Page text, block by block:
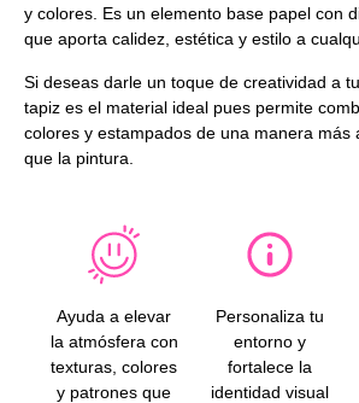
y colores. Es un elemento base papel con
que aporta calidez, estética y estilo a
Si deseas darle un toque de creatividad a
tapiz es el material ideal pues permite
colores y estampados de una manera más
que la pintura.
Ayuda a elevar
la atmósfera con
texturas, colores
y patrones que
Personaliza tu
entorno y
fortalece la
identidad visual